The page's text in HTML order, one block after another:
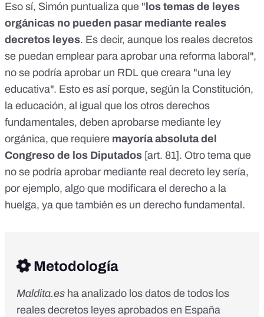
Eso sí, Simón puntualiza que " los temas de leyes
orgánicas no pueden pasar mediante reales
decretos leyes. Es decir, aunque los reales decretos
se puedan emplear para aprobar una reforma laboral",
no se podría aprobar un RDL que creara "una ley
educativa". Esto es así porque, según la Constitución,
la educación, al igual que los otros derechos
fundamentales, deben aprobarse mediante ley
orgánica, que requiere mayoría absoluta del
Congreso de los Diputados [art. 81]. Otro tema que
no se podría aprobar mediante real decreto ley sería,
por ejemplo, algo que modificara el derecho a la
huelga, ya que también es un derecho fundamental .
Metodología
Maldita.es ha analizado los datos de todos los
reales decretos leyes aprobados en España